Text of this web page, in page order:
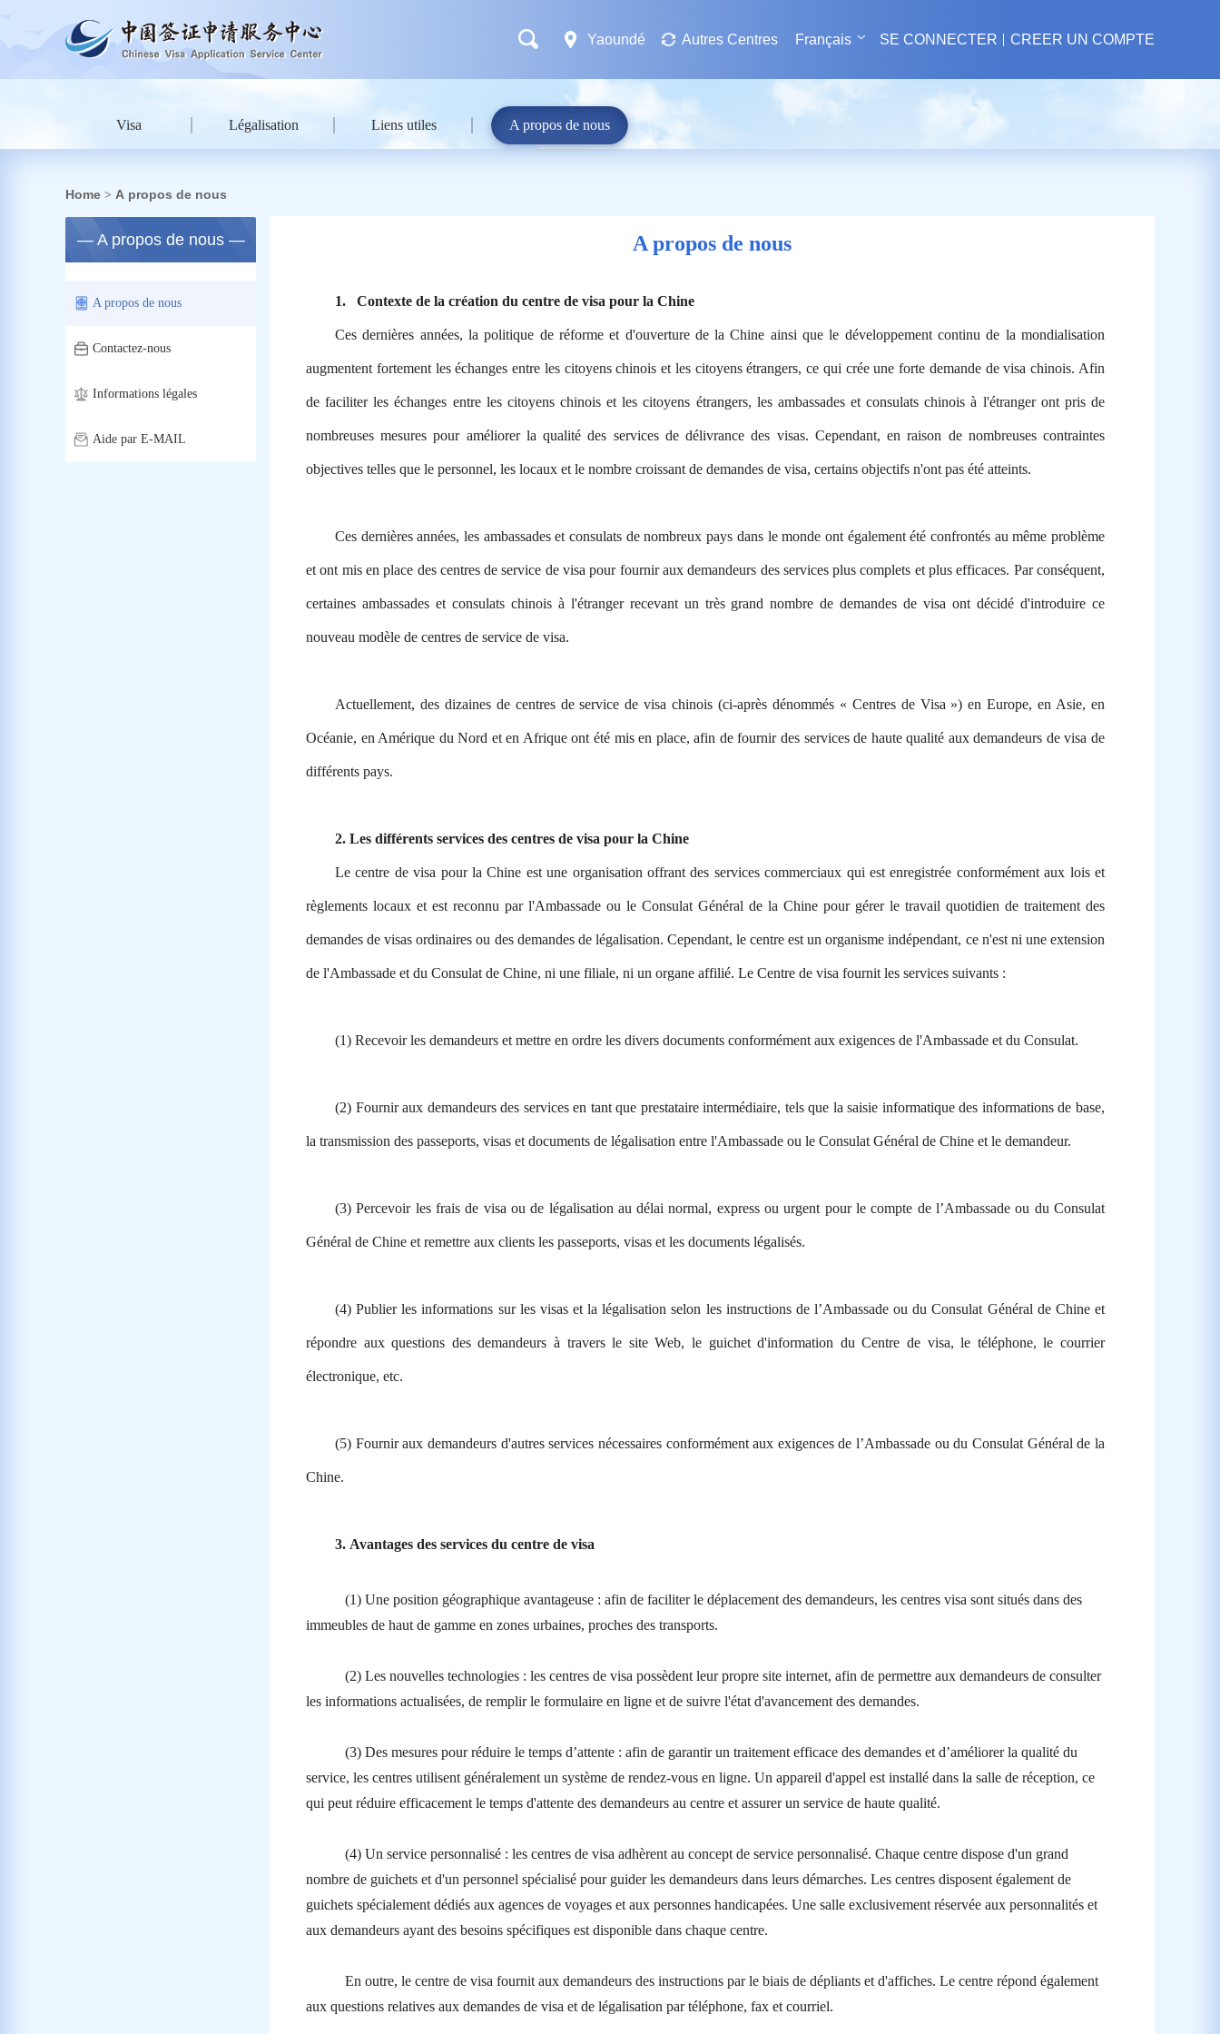
Yaoundé Autres Centres Français SE CONNECTER CREER UN COMPTE
Visa Légalisation Liens utiles A propos de nous
Home > A propos de nous
— A propos de nous —
A propos de nous
Contactez-nous
Informations légales
Aide par E-MAIL
A propos de nous
1. Contexte de la création du centre de visa pour la Chine
Ces dernières années, la politique de réforme et d'ouverture de la Chine ainsi que le développement continu de la mondialisation
augmentent fortement les échanges entre les citoyens chinois et les citoyens étrangers, ce qui crée une forte demande de visa chinois. Afin
de faciliter les échanges entre les citoyens chinois et les citoyens étrangers, les ambassades et consulats chinois à l'étranger ont pris de
nombreuses mesures pour améliorer la qualité des services de délivrance des visas. Cependant, en raison de nombreuses contraintes
objectives telles que le personnel, les locaux et le nombre croissant de demandes de visa, certains objectifs n'ont pas été atteints.
Ces dernières années, les ambassades et consulats de nombreux pays dans le monde ont également été confrontés au même problème
et ont mis en place des centres de service de visa pour fournir aux demandeurs des services plus complets et plus efficaces. Par conséquent,
certaines ambassades et consulats chinois à l'étranger recevant un très grand nombre de demandes de visa ont décidé d'introduire ce
nouveau modèle de centres de service de visa.
Actuellement, des dizaines de centres de service de visa chinois (ci-après dénommés « Centres de Visa ») en Europe, en Asie, en
Océanie, en Amérique du Nord et en Afrique ont été mis en place, afin de fournir des services de haute qualité aux demandeurs de visa de
différents pays.
2.Les différents services des centres de visa pour la Chine
Le centre de visa pour la Chine est une organisation offrant des services commerciaux qui est enregistrée conformément aux lois et
règlements locaux et est reconnu par l'Ambassade ou le Consulat Général de la Chine pour gérer le travail quotidien de traitement des
demandes de visas ordinaires ou des demandes de légalisation. Cependant, le centre est un organisme indépendant, ce n'est ni une extension
de l'Ambassade et du Consulat de Chine, ni une filiale, ni un organe affilié. Le Centre de visa fournit les services suivants :
(1) Recevoir les demandeurs et mettre en ordre les divers documents conformément aux exigences de l'Ambassade et du Consulat.
(2) Fournir aux demandeurs des services en tant que prestataire intermédiaire, tels que la saisie informatique des informations de base,
la transmission des passeports, visas et documents de légalisation entre l'Ambassade ou le Consulat Général de Chine et le demandeur.
(3) Percevoir les frais de visa ou de légalisation au délai normal, express ou urgent pour le compte de l’Ambassade ou du Consulat
Général de Chine et remettre aux clients les passeports, visas et les documents légalisés.
(4) Publier les informations sur les visas et la légalisation selon les instructions de l’Ambassade ou du Consulat Général de Chine et
répondre aux questions des demandeurs à travers le site Web, le guichet d'information du Centre de visa, le téléphone, le courrier
électronique, etc.
(5) Fournir aux demandeurs d'autres services nécessaires conformément aux exigences de l’Ambassade ou du Consulat Général de la
Chine.
3. Avantages des services du centre de visa
(1) Une position géographique avantageuse : afin de faciliter le déplacement des demandeurs, les centres visa sont situés dans des
immeubles de haut de gamme en zones urbaines, proches des transports.
(2) Les nouvelles technologies : les centres de visa possèdent leur propre site internet, afin de permettre aux demandeurs de consulter
les informations actualisées, de remplir le formulaire en ligne et de suivre l'état d'avancement des demandes.
(3) Des mesures pour réduire le temps d’attente : afin de garantir un traitement efficace des demandes et d’améliorer la qualité du
service, les centres utilisent généralement un système de rendez-vous en ligne. Un appareil d'appel est installé dans la salle de réception, ce
qui peut réduire efficacement le temps d'attente des demandeurs au centre et assurer un service de haute qualité.
(4) Un service personnalisé : les centres de visa adhèrent au concept de service personnalisé. Chaque centre dispose d'un grand
nombre de guichets et d'un personnel spécialisé pour guider les demandeurs dans leurs démarches. Les centres disposent également de
guichets spécialement dédiés aux agences de voyages et aux personnes handicapées. Une salle exclusivement réservée aux personnalités et
aux demandeurs ayant des besoins spécifiques est disponible dans chaque centre.
En outre, le centre de visa fournit aux demandeurs des instructions par le biais de dépliants et d'affiches. Le centre répond également
aux questions relatives aux demandes de visa et de légalisation par téléphone, fax et courriel.